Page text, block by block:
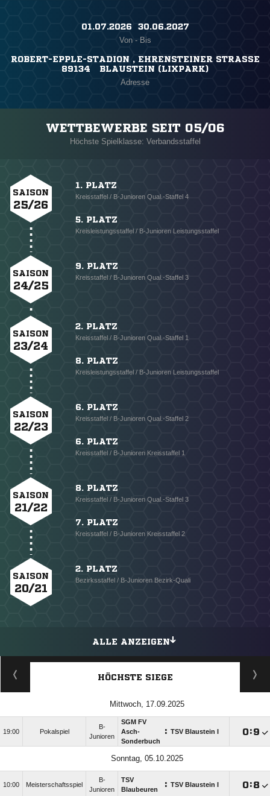
01.07.2026 ​ 30.06.2027
Von - Bis
ROBERT-EPPLE-STADION , EHRENSTEINER STRASSE
89134 BLAUSTEIN (LIXPARK)
Adresse
WETTBEWERBE SEIT 05/06
Höchste Spielklasse: Verbandsstaffel
SAISON
25/26
1. PLATZ
Kreisstaffel / B-Junioren Qual.-Staffel 4
5. PLATZ
Kreisleistungsstaffel / B-Junioren Leistungsstaffel
SAISON
24/25
9. PLATZ
Kreisstaffel / B-Junioren Qual.-Staffel 3
SAISON
23/24
2. PLATZ
Kreisstaffel / B-Junioren Qual.-Staffel 1
8. PLATZ
Kreisleistungsstaffel / B-Junioren Leistungsstaffel
SAISON
22/23
6. PLATZ
Kreisstaffel / B-Junioren Qual.-Staffel 2
6. PLATZ
Kreisstaffel / B-Junioren Kreisstaffel 1
SAISON
21/22
8. PLATZ
Kreisstaffel / B-Junioren Qual.-Staffel 3
7. PLATZ
Kreisstaffel / B-Junioren Kreisstaffel 2
SAISON
20/21
2. PLATZ
Bezirksstaffel / B-Junioren Bezirk-Quali
ALLE ANZEIGEN
HÖCHSTE SIEGE
Mittwoch, 17.09.2025
19:00 Pokalspiel
B-
Junioren
SGM FV
Asch-
Sonderbuch
: TSV Blaustein I :
Sonntag, 05.10.2025
10:00 Meisterschaftsspiel
B-
Junioren
TSV
Blaubeuren
: TSV Blaustein I :